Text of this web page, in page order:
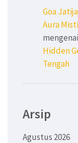
Goa
Aura
mengenai
Hidden
Tengah
Arsip
Agustus 2026